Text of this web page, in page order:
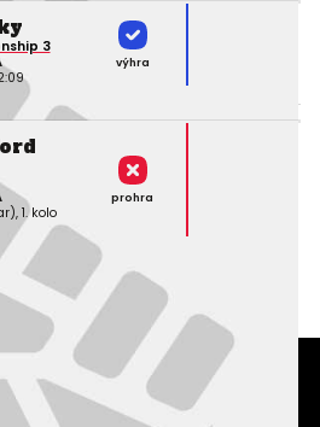
3
výhra
1. kolo
prohra
webového rozhraní
osobních údajů